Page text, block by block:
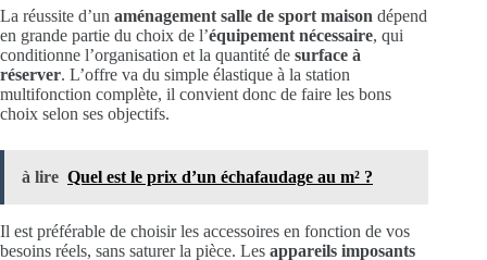
La réussite d’un aménagement salle de sport maison dépend
en grande partie du choix de l’équipement nécessaire, qui
conditionne l’organisation et la quantité de surface à
réserver. L’offre va du simple élastique à la station
multifonction complète, il convient donc de faire les bons
choix selon ses objectifs.
à lire Quel est le prix d’un échafaudage au m² ?
Il est préférable de choisir les accessoires en fonction de vos
besoins réels, sans saturer la pièce. Les appareils imposants